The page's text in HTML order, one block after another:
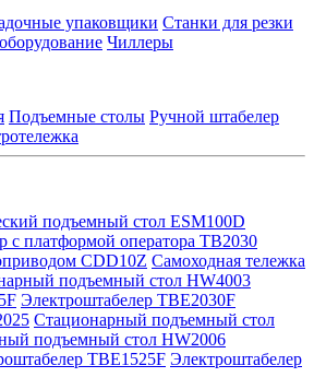
упаковщики Станки для резки
Чиллеры
Подъемные столы Ручной штабелер
подъемный стол ESM100D
с платформой оператора TB2030
CDD10Z Самоходная тележка
подъемный стол HW4003
Электроштабелер TBE2030F
Стационарный подъемный стол
подъемный стол HW2006
TBE1525F Электроштабелер